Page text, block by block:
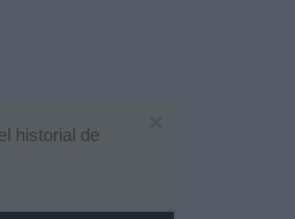
historial de